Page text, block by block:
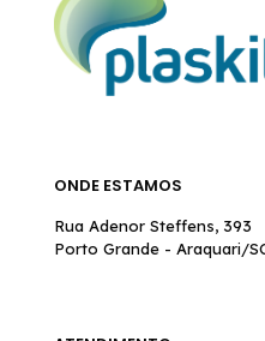
ONDE ESTAMOS
Rua Adenor Steffens, 393
Porto Grande - Araquari/